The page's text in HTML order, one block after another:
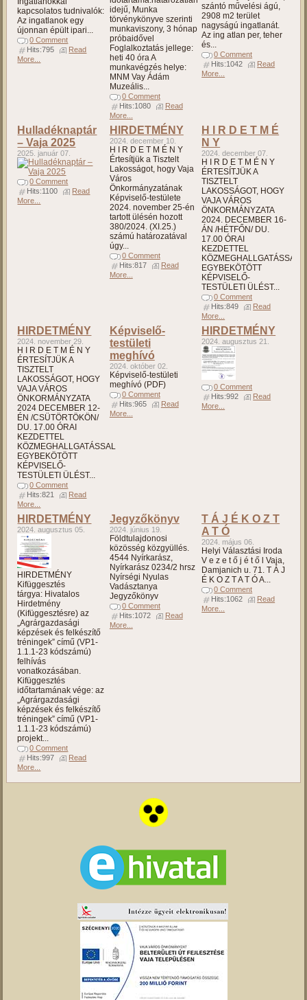
kapcsolatos tudnivalók:
Az ingatlanok egy
újonnan épült ipari...
0 Comment
Hits:795
Read
More...
idejű, Munka
törvénykönyve szerinti
munkaviszony, 3 hónap
próbaidővel
Foglalkoztatás jellege:
heti 40 óra A
munkavégzés helye:
MNM Vay Ádám
Muzeális...
0 Comment
Hits:1080
Read
More...
szántó művelési ágú,
2908 m2 terület
nagyságú ingatlanát.
Az ing atlan per, teher
és...
0 Comment
Hits:1042
Read
More...
Hulladéknaptár
– Vaja 2025
2025. január 07.
0 Comment
Hits:1100
Read
More...
HIRDETMÉNY
2024. december 10.
H I R D E T M É N Y
Értesítjük a Tisztelt
Lakosságot, hogy Vaja
Város
Önkormányzatának
Képviselő-testülete
2024. november 25-én
tartott ülésén hozott
380/2024. (XI.25.)
számú határozatával
úgy...
0 Comment
Hits:817
Read
More...
H I R D E T M É
N Y
2024. december 07.
H I R D E T M É N Y
ÉRTESÍTJÜK A
TISZTELT
LAKOSSÁGOT, HOGY
VAJA VÁROS
ÖNKORMÁNYZATA
2024. DECEMBER 16-
ÁN /HÉTFŐN/ DU.
17.00 ÓRAI
KEZDETTEL
KÖZMEGHALLGATÁSSAL
EGYBEKÖTÖTT
KÉPVISELŐ-
TESTÜLETI ÜLÉST...
0 Comment
Hits:849
Read
More...
HIRDETMÉNY
2024. november 29.
H I R D E T M É N Y
ÉRTESÍTJÜK A
TISZTELT
LAKOSSÁGOT, HOGY
VAJA VÁROS
ÖNKORMÁNYZATA
2024 DECEMBER 12-
ÉN /CSÜTÖRTÖKÖN/
DU. 17.00 ÓRAI
KEZDETTEL
KÖZMEGHALLGATÁSSAL
EGYBEKÖTÖTT
KÉPVISELŐ-
TESTÜLETI ÜLÉST...
0 Comment
Hits:821
Read
More...
Képviselő-
testületi
meghívó
2024. október 02.
Képviselő-testületi
meghívó (PDF)
0 Comment
Hits:965
Read
More...
HIRDETMÉNY
2024. augusztus 21.
0 Comment
Hits:992
Read
More...
HIRDETMÉNY
2024. augusztus 05.
HIRDETMÉNY
Kifüggesztés
tárgya: Hivatalos
Hirdetmény
(Kifüggesztésre) az
„Agrárgazdasági
képzések és felkészítő
tréningek” című (VP1-
1.1.1-23 kódszámú)
felhívás
vonatkozásában.
Kifüggesztés
időtartamának vége: az
„Agrárgazdasági
képzések és felkészítő
tréningek” című (VP1-
1.1.1-23 kódszámú)
projekt...
0 Comment
Hits:997
Read
More...
Jegyzőkönyv
2024. június 19.
Földtulajdonosi
közösség közgyüllés.
4544 Nyírkarász,
Nyírkarász 0234/2 hrsz
Nyírségi Nyulas
Vadásztanya
Jegyzőkönyv
0 Comment
Hits:1072
Read
More...
T Á J É K O Z T
A T Ó
2024. május 06.
Helyi Választási Iroda
V e z e t ő j é t ő l Vaja,
Damjanich u. 71. T Á J
É K O Z T A T Ó A...
0 Comment
Hits:1062
Read
More...